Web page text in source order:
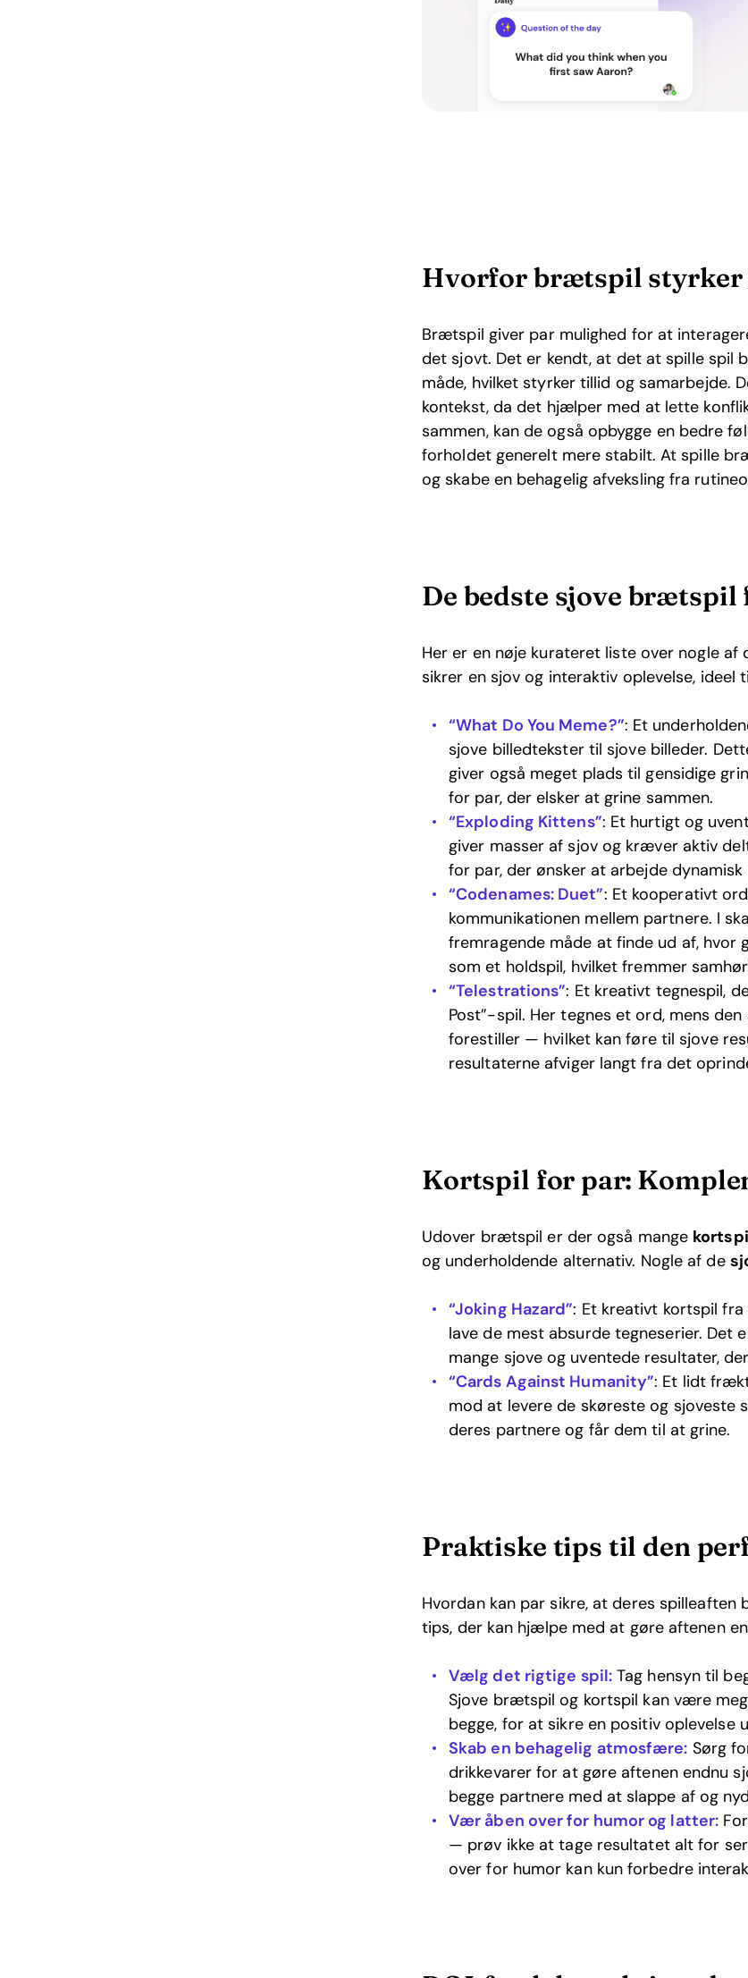
Hvorfor brætspil styrker
Brætspil giver par mulighed for at
det sjovt. Det er kendt, at det at spille spil
måde, hvilket styrker tillid og samarbejde.
kontekst, da det hjælper med at lette
sammen, kan de også opbygge en bedre
forholdet generelt mere stabilt. At spille
og skabe en behagelig afveksling fra
De bedste sjove brætspil
Her er en nøje kurateret liste over nogle af
sikrer en sjov og interaktiv oplevelse, ideel
“What Do You Meme?”: Et
sjove billedtekster til sjove billeder.
giver også meget plads til gensidige
for par, der elsker at grine sammen.
“Exploding Kittens”: Et hurtigt og
giver masser af sjov og kræver aktiv
for par, der ønsker at arbejde dynamisk
“Codenames: Duet”: Et kooperativt
kommunikationen mellem partnere. I
fremragende måde at finde ud af, hvor
som et holdspil, hvilket fremmer
“Telestrations”: Et kreativt tegnespil,
Post”-spil. Her tegnes et ord, mens
forestiller — hvilket kan føre til sjove
resultaterne afviger langt fra det
Kortspil for par:
Udover brætspil er der også mange
og underholdende alternativ. Nogle af de
“Joking Hazard”: Et kreativt kortspil fra
lave de mest absurde tegneserier. Det
mange sjove og uventede resultater,
“Cards Against Humanity”: Et lidt
mod at levere de skøreste og sjoveste
deres partnere og får dem til at grine.
Praktiske tips til den
Hvordan kan par sikre, at deres
tips, der kan hjælpe med at gøre aftenen
Vælg det rigtige spil:Tag hensyn til
Sjove brætspil og kortspil kan være
begge, for at sikre en positiv oplevelse
Skab en behagelig atmosfære: Sørg
drikkevarer for at gøre aftenen endnu
begge partnere med at slappe af og
Vær åben over for humor og latter:
— prøv ikke at tage resultatet alt for
over for humor kan kun forbedre